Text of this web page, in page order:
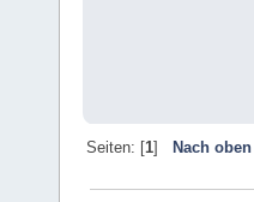
Seiten: [1] Nach oben